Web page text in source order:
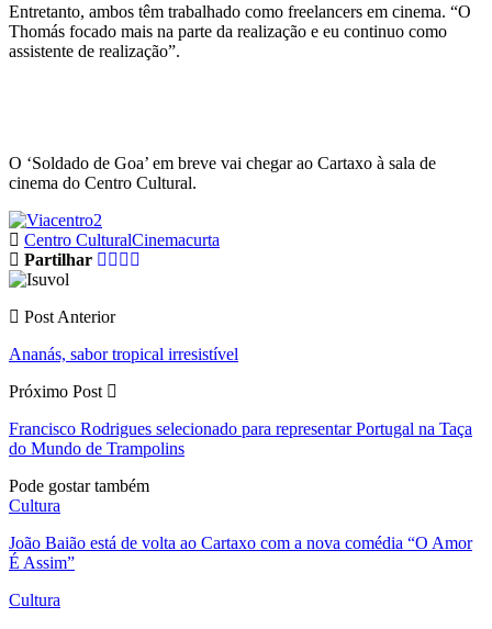
Entretanto, ambos têm trabalhado como freelancers em cinema. “O
Thomás focado mais na parte da realização e eu continuo como
assistente de realização”.
O ‘Soldado de Goa’ em breve vai chegar ao Cartaxo à sala de
cinema do Centro Cultural.
Centro CulturalCinemacurta
Partilhar
Post Anterior
Ananás, sabor tropical irresistível
Próximo Post
Francisco Rodrigues selecionado para representar Portugal na Taça
do Mundo de Trampolins
Pode gostar também
Cultura
João Baião está de volta ao Cartaxo com a nova comédia “O Amor
É Assim”
Cultura